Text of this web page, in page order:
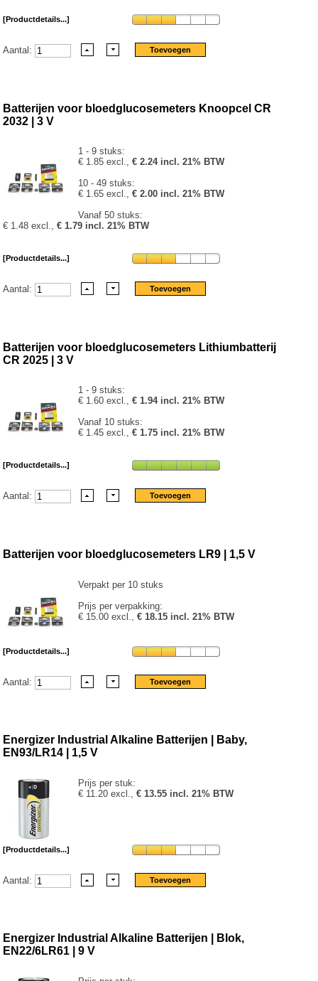
[Productdetails...]
Aantal:
Batterijen voor bloedglucosemeters Knoopcel CR
2032 | 3 V
1 - 9 stuks:
€ 1.85 excl.,€ 2.24 incl. 21% BTW
10 - 49 stuks:
€ 1.65 excl.,€ 2.00 incl. 21% BTW
Vanaf 50 stuks:
€ 1.48 excl.,€ 1.79 incl. 21% BTW
[Productdetails...]
Aantal:
Batterijen voor bloedglucosemeters Lithiumbatterij
CR 2025 | 3 V
1 - 9 stuks:
€ 1.60 excl.,€ 1.94 incl. 21% BTW
Vanaf 10 stuks:
€ 1.45 excl.,€ 1.75 incl. 21% BTW
[Productdetails...]
Aantal:
Batterijen voor bloedglucosemeters LR9 | 1,5 V
Verpakt per 10 stuks
Prijs per verpakking:
€ 15.00 excl.,€ 18.15 incl. 21% BTW
[Productdetails...]
Aantal:
Energizer Industrial Alkaline Batterijen | Baby,
EN93/LR14 | 1,5 V
Prijs per stuk:
€ 11.20 excl.,€ 13.55 incl. 21% BTW
[Productdetails...]
Aantal:
Energizer Industrial Alkaline Batterijen | Blok,
EN22/6LR61 | 9 V